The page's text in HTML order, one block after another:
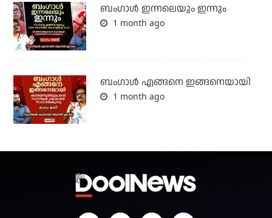
ബംഗാള്‍ ഇന്നലെയും ഇന്നും
1 month ago
ബം​ഗാൾ എങ്ങനെ ഇങ്ങനെയായി
1 month ago